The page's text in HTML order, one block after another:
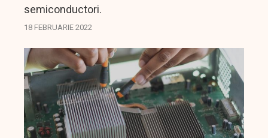
semiconductori.
18 FEBRUARIE 2022